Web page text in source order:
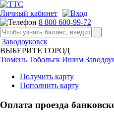
Личный кабинет
8 800 600-99-72
Заводоуковск
ВЫБЕРИТЕ ГОРОД
Тюмень Тобольск Ишим
Получить карту
Пополнить карту
Оплата проезда